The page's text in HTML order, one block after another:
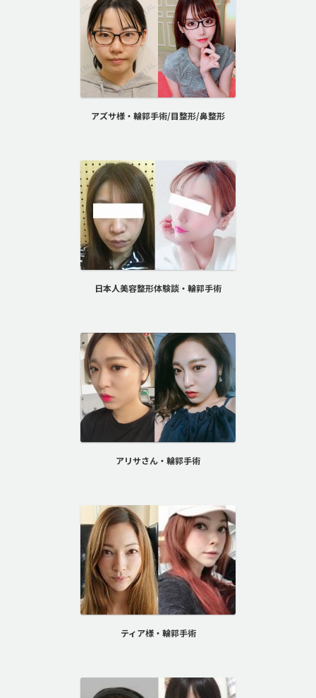
アズサ様・輪郭手術/目整形/鼻整形
日本人美容整形体験談・輪郭手術
アリサさん・輪郭手術
ティア様・輪郭手術